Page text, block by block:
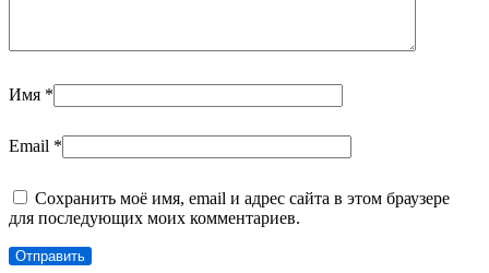
Имя *
Email *
Сохранить моё имя, email и адрес сайта в этом браузере
для последующих моих комментариев.